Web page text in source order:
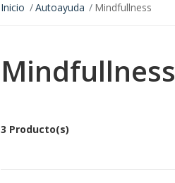
Inicio Autoayuda Mindfullness
Mindfullness
3 Producto(s)